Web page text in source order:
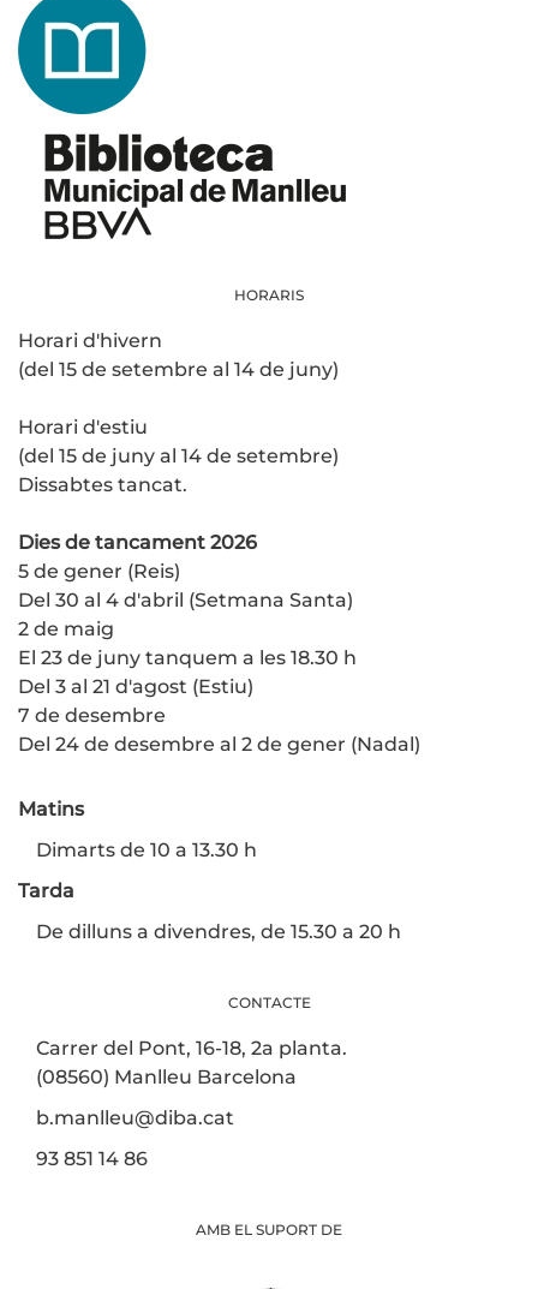
HORARIS
Horari d'hivern
(del 15 de setembre al 14 de juny)
Horari d'estiu
(del 15 de juny al 14 de setembre)
Dissabtes tancat.
Dies de tancament 2026
5 de gener (Reis)
Del 30 al 4 d'abril (Setmana Santa)
2 de maig
El 23 de juny tanquem a les 18.30 h
Del 3 al 21 d'agost (Estiu)
7 de desembre
Del 24 de desembre al 2 de gener (Nadal)
Matins
Dimarts de 10 a 13.30 h
Tarda
De dilluns a divendres, de 15.30 a 20 h
CONTACTE
Carrer del Pont, 16-18, 2a planta.
(08560) Manlleu Barcelona
b.manlleu@diba.cat
93 851 14 86
AMB EL SUPORT DE